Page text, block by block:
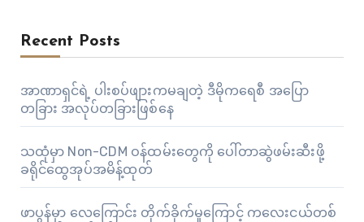
Recent Posts
အာဏာရှင်ရဲ့ ပါးစပ်ဖျားကမချတဲ့ ဒီမိုကရေစီ အပြော
တခြား အလုပ်တခြားဖြစ်နေ
သထုံမှာ Non-CDM ဝန်ထမ်းတွေကို ပေါ်တာဆွဲဖမ်းဆီးဖို့
ခရိုင်ထွေအုပ်အမိန့်ထုတ်
ဖာပွန်မှာ လေကြောင်း တိုက်ခိုက်မှုကြောင့် ကလေးငယ်တစ်